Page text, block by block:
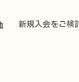
新規入会をご検